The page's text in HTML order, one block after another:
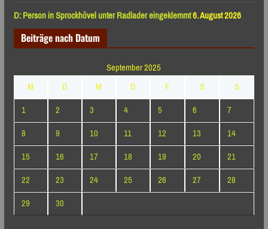
D: Person in Sprockhövel unter Radlader eingeklemmt6. August 2026
Beiträge nach Datum
September 2025
M
D M D F S
S
1
2 3 4 5 6
7
8
9 10 11 12 13
14
15
16 17 18 19 20
21
22
23 24 25 26 27
28
29
30